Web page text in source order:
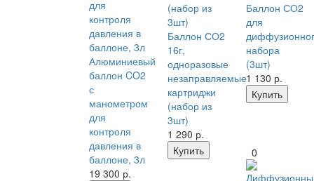
Алюминиевый
баллон CO2
с
манометром
для
контроля
давления в
баллоне, 3л
19 300 р.
Баллон СО2
16г,
одноразовые
незаправляемые
картриджи
(набор из
3шт)
1 290 р.
Купить
Баллон СО2
для
набора
(3шт)
1 130 р.
Купить
0